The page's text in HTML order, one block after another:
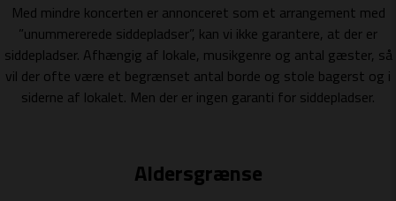
Med mindre koncerten er annonceret som et arrangement med
”unummererede siddepladser”, kan vi ikke garantere, at der er
siddepladser. Afhængig af lokale, musikgenre og antal gæster, så
vil der ofte være et begrænset antal borde og stole bagerst og i
siderne af lokalet. Men der er ingen garanti for siddepladser.
Aldersgrænse